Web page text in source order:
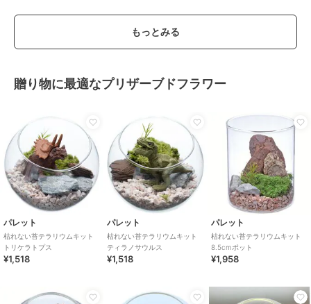
もっとみる
贈り物に最適なプリザーブドフラワー
パレット
枯れない苔テラリウムキット
トリケラトプス
¥1,518
パレット
枯れない苔テラリウムキット
ティラノサウルス
¥1,518
パレット
枯れない苔テラリウムキット
8.5cmポット
¥1,958